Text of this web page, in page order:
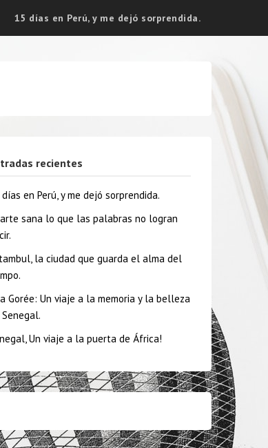
15 días en Perú, y me dejó sorprendida.
recientes
días en Perú, y me dejó sorprendida.
sana lo que las palabras no logran
la ciudad que guarda el alma del
Gorée: Un viaje a la memoria y la belleza
Un viaje a la puerta de África!